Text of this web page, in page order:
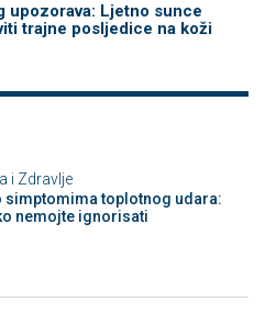
upozorava: Ljetno sunce
trajne posljedice na koži
i Zdravlje
simptomima toplotnog udara:
nemojte ignorisati